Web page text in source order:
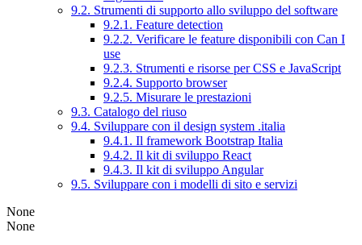
9.2. Strumenti di supporto allo sviluppo del software
9.2.1. Feature detection
9.2.2. Verificare le feature disponibili con Can I
use
9.2.3. Strumenti e risorse per CSS e JavaScript
9.2.4. Supporto browser
9.2.5. Misurare le prestazioni
9.3. Catalogo del riuso
9.4. Sviluppare con il design system .italia
9.4.1. Il framework Bootstrap Italia
9.4.2. Il kit di sviluppo React
9.4.3. Il kit di sviluppo Angular
9.5. Sviluppare con i modelli di sito e servizi
None
None